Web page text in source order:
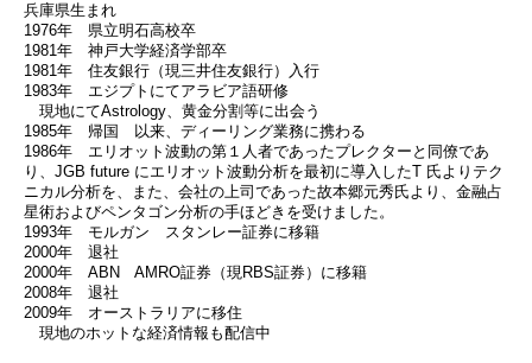
兵庫県生まれ
1976年 県立明石高校卒
1981年 神戸大学経済学部卒
1981年 住友銀行（現三井住友銀行）入行
1983年 エジプトにてアラビア語研修
現地にてAstrology、黄金分割等に出会う
1985年 帰国 以来、ディーリング業務に携わる
1986年 エリオット波動の第１人者であったプレクターと同僚であ
り、JGB future にエリオット波動分析を最初に導入したT 氏よりテク
ニカル分析を、また、会社の上司であった故本郷元秀氏より、金融占
星術およびペンタゴン分析の手ほどきを受けました。
1993年 モルガン スタンレー証券に移籍
2000年 退社
2000年 ABN AMRO証券（現RBS証券）に移籍
2008年 退社
2009年 オーストラリアに移住
現地のホットな経済情報も配信中